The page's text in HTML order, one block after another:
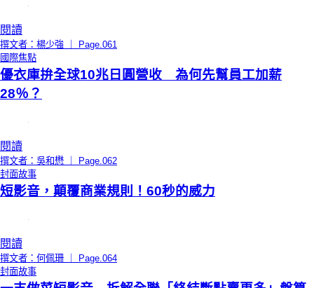
閱讀
撰文者：楊少強 ｜ Page.061
國際焦點
優衣庫拚全球10兆日圓營收 為何先幫員工加薪
28％？
閱讀
撰文者：吳和懋 ｜ Page.062
封面故事
短影音，顛覆商業規則！60秒的威力
閱讀
撰文者：何佩珊 ｜ Page.064
封面故事